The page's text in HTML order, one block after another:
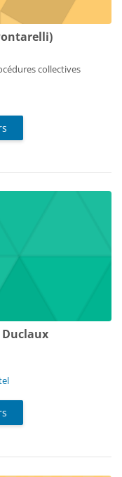
collectives
Duclaux